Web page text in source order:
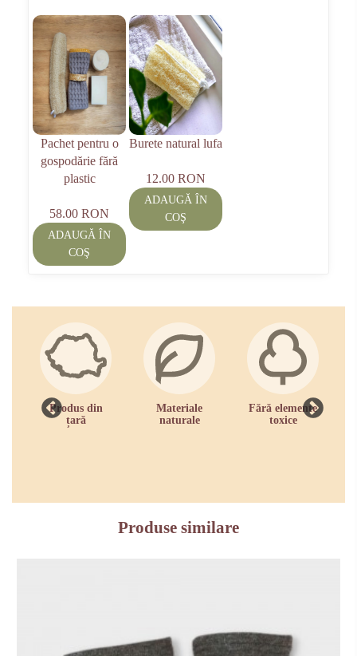
Pachet pentru o
gospodărie fără
plastic
58.00 RON
ADAUGĂ ÎN
COŞ
Burete natural lufa
12.00 RON
ADAUGĂ ÎN
COŞ
Produs din
țară
Materiale
naturale
Fără elemente
toxice
Produse similare